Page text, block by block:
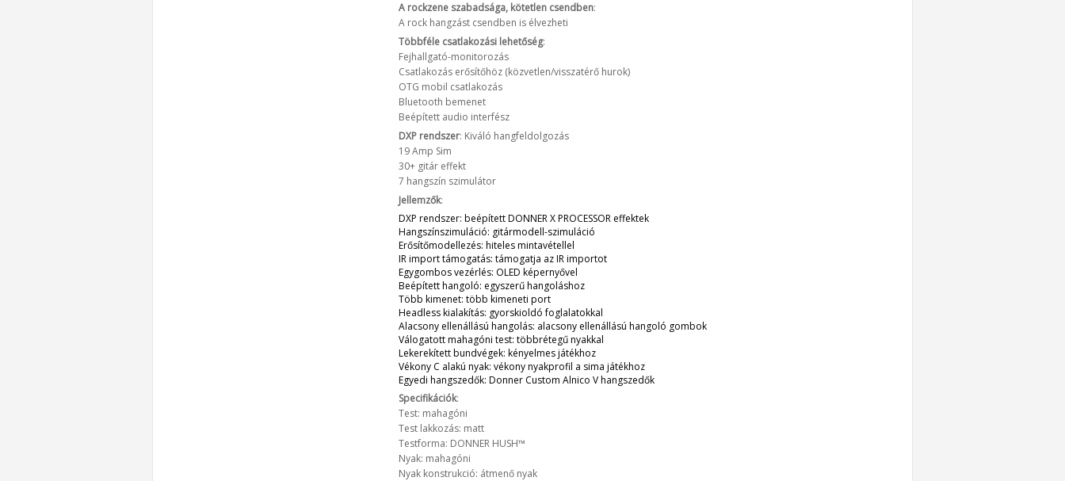
A rockzene szabadsága, kötetlen csendben:
A rock hangzást csendben is élvezheti
Többféle csatlakozási lehetőség:
Fejhallgató-monitorozás
Csatlakozás erősítőhöz (közvetlen/visszatérő hurok)
OTG mobil csatlakozás
Bluetooth bemenet
Beépített audio interfész
DXP rendszer: Kiváló hangfeldolgozás
19 Amp Sim
30+ gitár effekt
7 hangszín szimulátor
Jellemzők:
DXP rendszer: beépített DONNER X PROCESSOR effektek
Hangszínszimuláció: gitármodell-szimuláció
Erősítőmodellezés: hiteles mintavétellel
IR import támogatás: támogatja az IR importot
Egygombos vezérlés: OLED képernyővel
Beépített hangoló: egyszerű hangoláshoz
Több kimenet: több kimeneti port
Headless kialakítás: gyorskioldó foglalatokkal
Alacsony ellenállású hangolás: alacsony ellenállású hangoló gombok
Válogatott mahagóni test: többrétegű nyakkal
Lekerekített bundvégek: kényelmes játékhoz
Vékony C alakú nyak: vékony nyakprofil a sima játékhoz
Egyedi hangszedők: Donner Custom Alnico V hangszedők
Specifikációk:
Test: mahagóni
Test lakkozás: matt
Testforma: DONNER HUSH™
Nyak: mahagóni
Nyak konstrukció: átmenő nyak